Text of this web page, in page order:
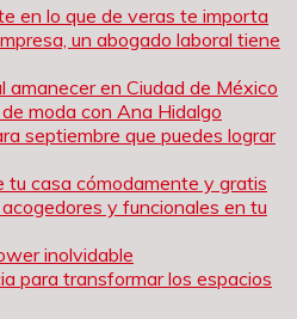
en lo que de veras te importa
un abogado laboral tiene
amanecer en Ciudad de México
moda con Ana Hidalgo
septiembre que puedes lograr
tu casa cómodamente y gratis
y funcionales en tu
inolvidable
para transformar los espacios